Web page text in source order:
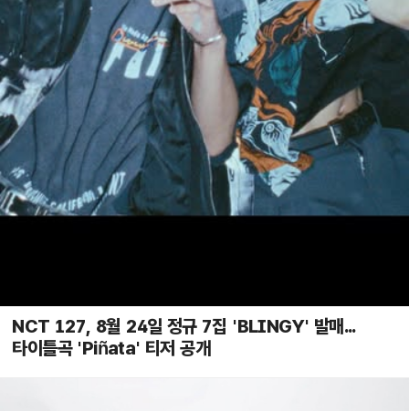
NCT 127, 8월 24일 정규 7집 'BLINGY' 발매...
타이틀곡 'Piñata' 티저 공개